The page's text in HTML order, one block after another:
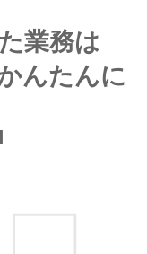
業務は
んたんに